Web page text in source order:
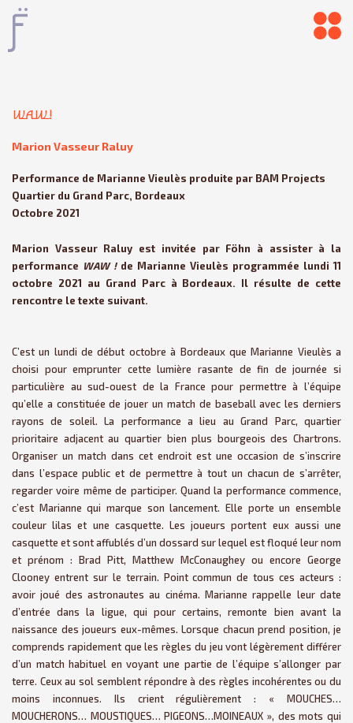
WAW!
Marion Vasseur Raluy
Performance de Marianne Vieulès produite par BAM Projects
Quartier du Grand Parc, Bordeaux
Octobre 2021
Marion Vasseur Raluy est invitée par Föhn à assister à la
performance WAW !de Marianne Vieulès programmée lundi 11
octobre 2021 au Grand Parc à Bordeaux. Il résulte de cette
rencontre le texte suivant.
C’est un lundi de début octobre à Bordeaux que Marianne Vieulès a
choisi pour emprunter cette lumière rasante de fin de journée si
particulière au sud-ouest de la France pour permettre à l’équipe
qu’elle a constituée de jouer un match de baseball avec les derniers
rayons de soleil. La performance a lieu au Grand Parc, quartier
prioritaire adjacent au quartier bien plus bourgeois des Chartrons.
Organiser un match dans cet endroit est une occasion de s’inscrire
dans l’espace public et de permettre à tout un chacun de s’arrêter,
regarder voire même de participer. Quand la performance commence,
c’est Marianne qui marque son lancement. Elle porte un ensemble
couleur lilas et une casquette. Les joueurs portent eux aussi une
casquette et sont affublés d’un dossard sur lequel est floqué leur nom
et prénom : Brad Pitt, Matthew McConaughey ou encore George
Clooney entrent sur le terrain. Point commun de tous ces acteurs :
avoir joué des astronautes au cinéma. Marianne rappelle leur date
d’entrée dans la ligue, qui pour certains, remonte bien avant la
naissance des joueurs eux-mêmes. Lorsque chacun prend position, je
comprends rapidement que les règles du jeu vont légèrement différer
d’un match habituel en voyant une partie de l’équipe s’allonger par
terre. Ceux au sol semblent répondre à des règles incohérentes ou du
moins inconnues. Ils crient régulièrement : « MOUCHES…
MOUCHERONS… MOUSTIQUES… PIGEONS…MOINEAUX », des mots qui